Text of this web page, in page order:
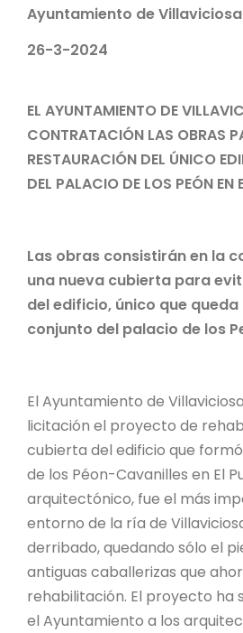
Ayuntamiento de Villaviciosa
26-3-2024
EL AYUNTAMIENTO DE
CONTRATACIÓN LAS OBRAS
RESTAURACIÓN DEL ÚNICO
DEL PALACIO DE LOS PEÓN EN
Las obras consistirán en la
una nueva cubierta para
del edificio, único que
conjunto del palacio de los
El Ayuntamiento de
licitación el proyecto de
cubierta del edificio que
de los Péon-Cavanilles en El
arquitectónico, fue el más
entorno de la ría de
derribado, quedando sólo el
antiguas caballerizas que
rehabilitación. El proyecto ha
el Ayuntamiento a los